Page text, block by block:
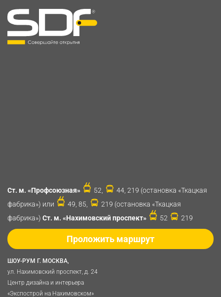
ШОУ-РУМ Г. МОСКВА,
ул. Нахимовский проспект, д. 24
Центр дизайна и интерьера
«Экспострой на Нахимовском»
Ст. м. «Профсоюзная» 52,
44, 219 (остановка «Ткацкая
фабрика») или
49, 85,
219 (остановка «Ткацкая
фабрика») Ст. м. «Нахимовский проспект» 52 219
Проложить маршрут